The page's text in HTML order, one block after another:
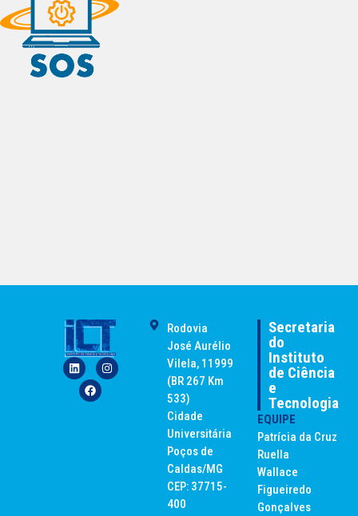
Rodovia
José Aurélio
Vilela, 11999
(BR 267 Km
533)
Cidade
Universitária
Poços de
Caldas/MG
CEP: 37715-
400
Secretaria
do
Instituto
de Ciência
e
Tecnologia
EQUIPE
Patrícia da Cruz
Ruella
Wallace
Figueiredo
Gonçalves